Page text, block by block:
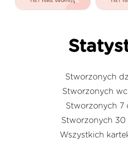
Stworzonych
Stworzonych
Stworzonych 7
Stworzonych 30
Wszystkich